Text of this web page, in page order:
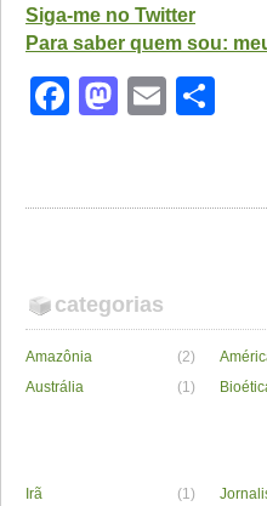
Siga-me no Twitter
Para saber quem sou:
Facebook
Mastodon
Email
categorias
Amazônia (2)
Austrália
(1)
Irã (1)